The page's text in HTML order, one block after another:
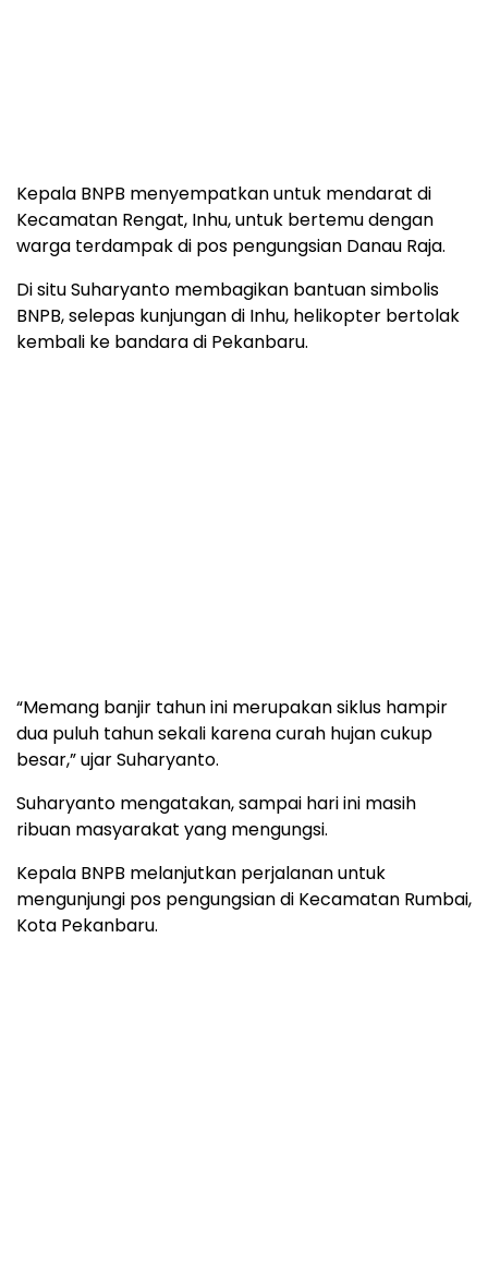
Kepala BNPB menyempatkan untuk mendarat di
Kecamatan Rengat, Inhu, untuk bertemu dengan
warga terdampak di pos pengungsian Danau Raja.
Di situ Suharyanto membagikan bantuan simbolis
BNPB, selepas kunjungan di Inhu, helikopter bertolak
kembali ke bandara di Pekanbaru.
“Memang banjir tahun ini merupakan siklus hampir
dua puluh tahun sekali karena curah hujan cukup
besar,” ujar Suharyanto.
Suharyanto mengatakan, sampai hari ini masih
ribuan masyarakat yang mengungsi.
Kepala BNPB melanjutkan perjalanan untuk
mengunjungi pos pengungsian di Kecamatan Rumbai,
Kota Pekanbaru.